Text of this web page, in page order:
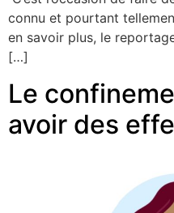
connu et pourtant
en savoir plus, le
[…]
Le
avoir des